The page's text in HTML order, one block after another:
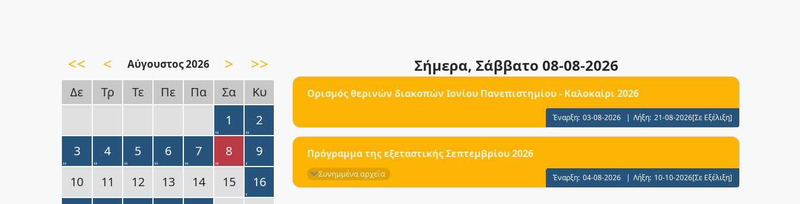
<< < Αύγουστος 2026 > >>
Δε Τρ Τε Πε Πα Σα
Κυ
1
2
3
4 5 6 7 8
9
10
11 12 13 14 15
16
Σήμερα, Σάββατο 08-08-2026
Ορισμός θερινών διακοπών Ιονίου Πανεπιστημίου - Καλοκαίρι 2026
Έναρξη: 03-08-2026 | Λήξη: 21-08-2026[Σε Εξέλιξη]
Πρόγραμμα της εξεταστικής Σεπτεμβρίου 2026
Έναρξη: 04-08-2026 | Λήξη: 10-10-2026[Σε Εξέλιξη]
Συνημμένα αρχεία